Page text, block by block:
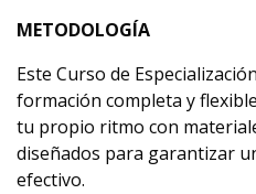
METODOLOGÍA
Este Curso de
formación completa y
tu propio ritmo con
diseñados para garantizar
efectivo.